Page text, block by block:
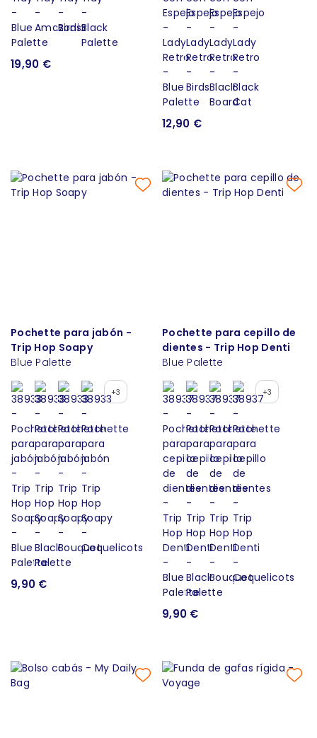
19,90 €
12,90 €
Pochette para jabón -
Trip Hop Soapy
Blue Palette
+3
9,90 €
Pochette para cepillo de
dientes - Trip Hop Denti
Blue Palette
+3
9,90 €